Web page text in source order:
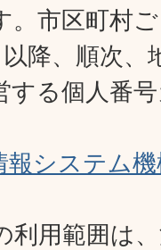
。市区町村
降、順次、
する個人番
報システム
利用範囲は